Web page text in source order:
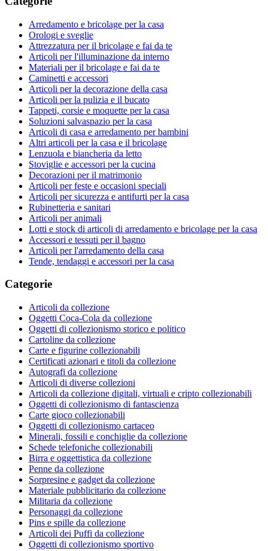
Arredamento e bricolage per la casa
Orologi e sveglie
Attrezzatura per il bricolage e fai da te
Articoli per l'illuminazione da interno
Materiali per il bricolage e fai da te
Caminetti e accessori
Articoli per la decorazione della casa
Articoli per la pulizia e il bucato
Tappeti, corsie e moquette per la casa
Soluzioni salvaspazio per la casa
Articoli di casa e arredamento per bambini
Altri articoli per la casa e il bricolage
Lenzuola e biancheria da letto
Stoviglie e accessori per la cucina
Decorazioni per il matrimonio
Articoli per feste e occasioni speciali
Articoli per sicurezza e antifurti per la casa
Rubinetteria e sanitari
Articoli per animali
Lotti e stock di articoli di arredamento e bricolage per la casa
Accessori e tessuti per il bagno
Articoli per l'arredamento della casa
Tende, tendaggi e accessori per la casa
Categorie
Articoli da collezione
Oggetti Coca-Cola da collezione
Oggetti di collezionismo storico e politico
Cartoline da collezione
Carte e figurine collezionabili
Certificati azionari e titoli da collezione
Autografi da collezione
Articoli di diverse collezioni
Articoli da collezione digitali, virtuali e cripto collezionabili
Oggetti di collezionismo di fantascienza
Carte gioco collezionabili
Oggetti di collezionismo cartaceo
Minerali, fossili e conchiglie da collezione
Schede telefoniche collezionabili
Birra e oggettistica da collezione
Penne da collezione
Sorpresine e gadget da collezione
Materiale pubblicitario da collezione
Militaria da collezione
Personaggi da collezione
Pins e spille da collezione
Articoli dei Puffi da collezione
Oggetti di collezionismo sportivo